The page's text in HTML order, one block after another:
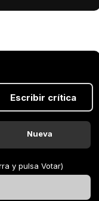
Escribir crítica
Nueva
y pulsa Votar)